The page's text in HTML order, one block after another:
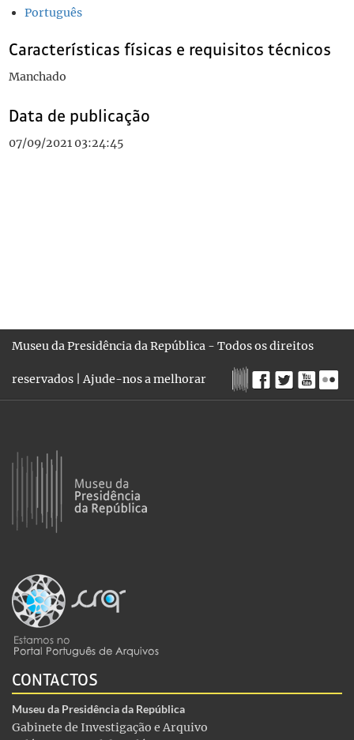
Português
Características físicas e requisitos técnicos
Manchado
Data de publicação
07/09/2021 03:24:45
Museu da Presidência da República - Todos os direitos
reservados |Ajude-nos a melhorar
CONTACTOS
Museu da Presidência da República
Gabinete de Investigação e Arquivo